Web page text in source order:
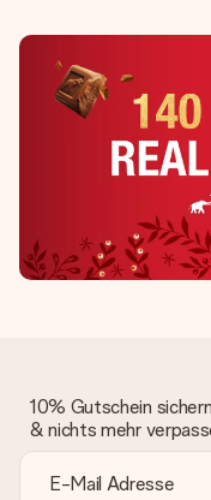
10% Gutschein
& nichts mehr